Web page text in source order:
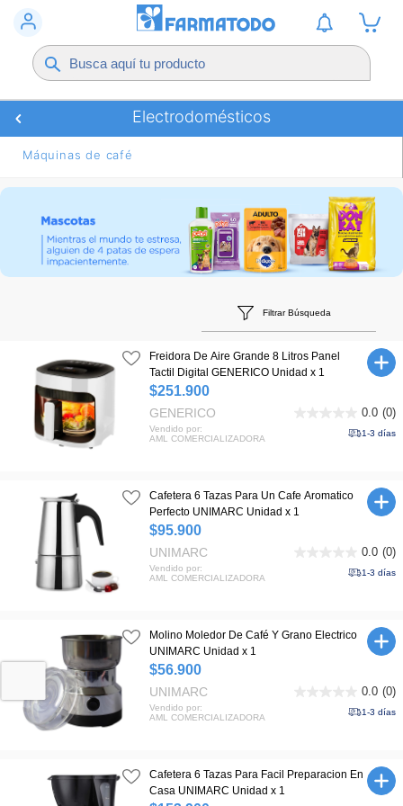
Electrodomésticos
Máquinas de café
Filtrar Búsqueda
Freidora De Aire Grande 8 Litros Panel
Tactil Digital GENERICO Unidad x 1
$251.900
GENERICO 0.0 (0)
Vendido por:
AML COMERCIALIZADORA
1-3 días
Cafetera 6 Tazas Para Un Cafe Aromatico
Perfecto UNIMARC Unidad x 1
$95.900
UNIMARC 0.0 (0)
Vendido por:
AML COMERCIALIZADORA
1-3 días
Molino Moledor De Café Y Grano Electrico
UNIMARC Unidad x 1
$56.900
UNIMARC 0.0 (0)
Vendido por:
AML COMERCIALIZADORA
1-3 días
Cafetera 6 Tazas Para Facil Preparacion En
Casa UNIMARC Unidad x 1